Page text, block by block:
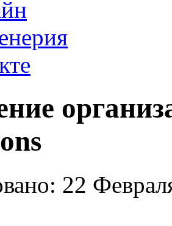
22